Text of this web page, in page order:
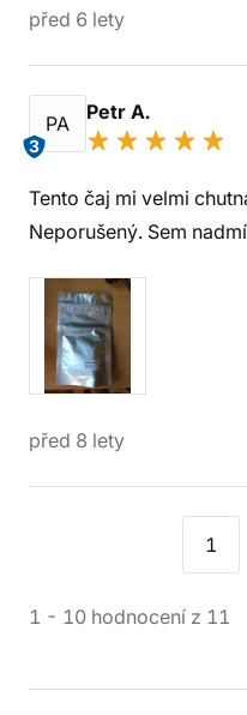
před 6 lety
PA
3
Petr A.
Tento čaj mi velmi
Neporušený. Sem
před 8 lety
1
1 - 10 hodnocení z 11